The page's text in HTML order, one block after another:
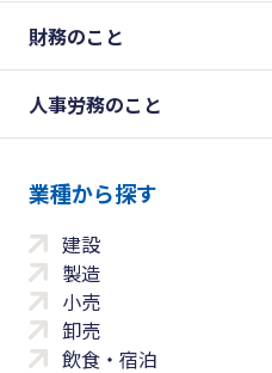
財務のこと
人事労務のこと
業種から探す
建設
製造
小売
卸売
飲食・宿泊